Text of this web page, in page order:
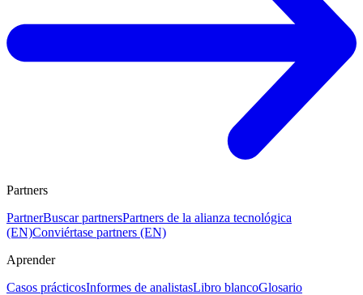
Partners
PartnerBuscar partnersPartners de la alianza tecnológica
(EN)Conviértase partners (EN)
Aprender
Casos prácticosInformes de analistasLibro blancoGlosario